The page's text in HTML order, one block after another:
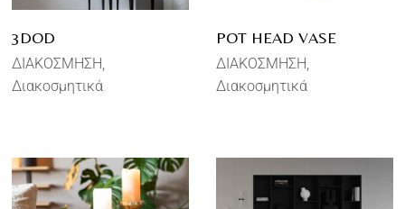
3DOD
ΔΙΑΚΟΣΜΗΣΗ
Διακοσμητικά
POT HEAD VASE
ΔΙΑΚΟΣΜΗΣΗ
Διακοσμητικά